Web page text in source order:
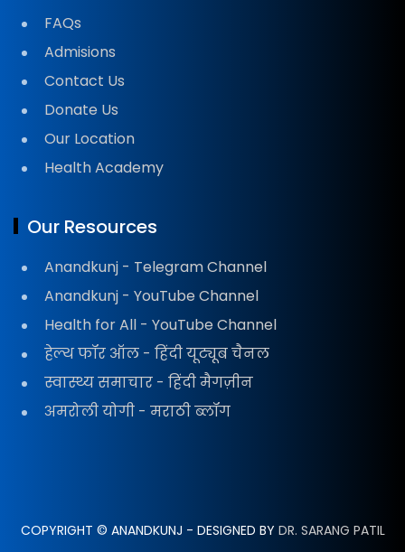
FAQs
Admisions
Contact Us
Donate Us
Our Location
Health Academy
Our Resources
Anandkunj - Telegram Channel
Anandkunj - YouTube Channel
Health for All - YouTube Channel
हेल्थ फॉर ऑल - हिंदी यूट्यूब चैनल
स्वास्थ्य समाचार - हिंदी मैगज़ीन
अमरोली योगी - मराठी ब्लॉग
COPYRIGHT © ANANDKUNJ - DESIGNED BY DR. SARANG PATIL